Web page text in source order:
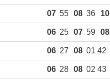
07 55 08 36 10
06 25 07 59 08
06 27 08 01 42
06 28 08 02 43